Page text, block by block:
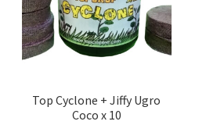
Top Cyclone + Jiffy Ugro
Coco x 10